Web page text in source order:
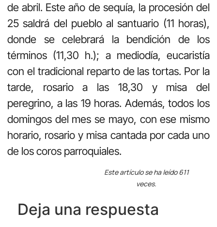
de abril. Este año de sequía, la procesión del
25 saldrá del pueblo al santuario (11 horas),
donde se celebrará la bendición de los
términos (11,30 h.); a mediodía, eucaristía
con el tradicional reparto de las tortas. Por la
tarde, rosario a las 18,30 y misa del
peregrino, a las 19 horas. Además, todos los
domingos del mes se mayo, con ese mismo
horario, rosario y misa cantada por cada uno
de los coros parroquiales.
Este artículo se ha leído 611
veces.
Deja una respuesta